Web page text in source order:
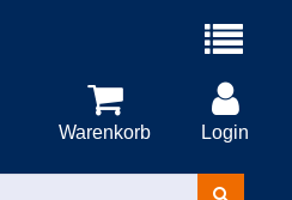
Menü
Warenkorb Login
Kurse